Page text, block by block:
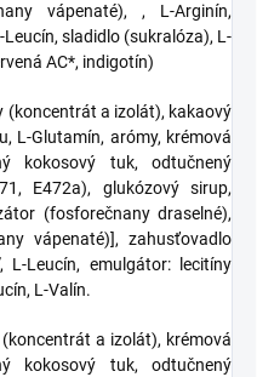
vápenaté), , L-Arginín,
sladidlo (sukralóza), L-
AC*, indigotín)
(koncentrát a izolát), kakaový
L-Glutamín, arómy, krémová
kokosový tuk, odtučnený
E472a), glukózový sirup,
(fosforečnany draselné),
vápenaté)], zahusťovadlo
L-Leucín, emulgátor: lecitíny
L-Valín.
a izolát), krémová
kokosový tuk, odtučnený